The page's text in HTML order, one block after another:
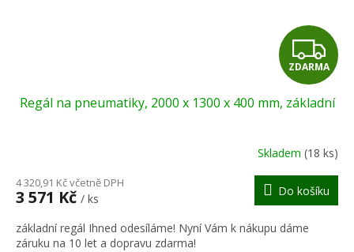
Z
D
A
R
M
A
ZDARMA
Regál na pneumatiky, 2000 x 1300 x 400 mm, základní
Skladem (18 ks)
4 320,91 Kč včetně DPH
3 571 Kč / ks
Do košíku
základní regál Ihned odesíláme! Nyní Vám k nákupu dáme
záruku na 10 let a dopravu zdarma!